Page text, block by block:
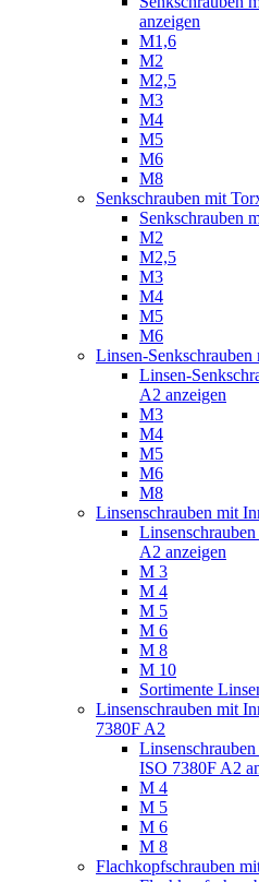
anzeigen
M1,6
M2
M2,5
M3
M4
M5
M6
M8
Senkschrauben mit
Senkschrauben
M2
M2,5
M3
M4
M5
M6
Linsen-
Linsen-
A2 anzeigen
M3
M4
M5
M6
M8
Linsenschrauben mit
A2 anzeigen
M 3
M 4
M 5
M 6
M 8
M 10
Sortimente
Linsenschrauben mit
7380F A2
ISO 7380F A2
M 4
M 5
M 6
M 8
Flachkopfschrauben